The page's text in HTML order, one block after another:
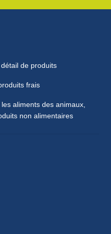
de produits
frais
aliments des animaux,
non alimentaires